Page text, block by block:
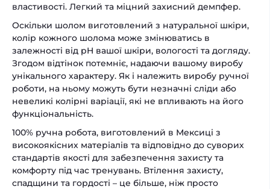
властивості. Легкий та міцний захисний демпфер.
Оскільки шолом виготовлений з натуральної шкіри,
колір кожного шолома може змінюватись в
залежності від pH вашої шкіри, вологості та догляду.
Згодом відтінок потемніє, надаючи вашому виробу
унікального характеру. Як і належить виробу ручної
роботи, на ньому можуть бути незначні сліди або
невеликі колірні варіації, які не впливають на його
функціональність.
100% ручна робота, виготовлений ​​в Мексиці з
високоякісних матеріалів та відповідно до суворих
стандартів якості для забезпечення захисту та
комфорту під час тренувань. Втілення захисту,
спадщини та гордості – це більше, ніж просто